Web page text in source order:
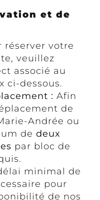
et de
réserver votre
veuillez
associé au
ci-dessous.
: Afin
de
Andrée ou
de deux
par bloc de
minimal de
pour
de nos